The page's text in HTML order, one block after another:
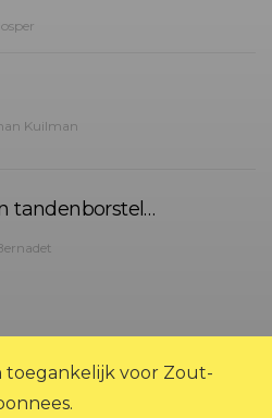
toegankelijk voor Zout-
Kuilman
tandenborstel…